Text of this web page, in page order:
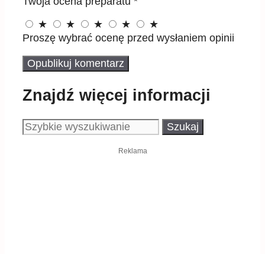
★
★ ★ ★
★
Proszę wybrać ocenę przed wysłaniem opinii
Znajdź więcej informacji
Szukaj:
Reklama